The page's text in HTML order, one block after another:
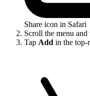
Share icon in Safari
Scroll the menu and
Tap Add in the top-